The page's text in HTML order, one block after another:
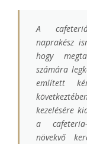
A
naprakész
hogy
számára
említett
kezelésére
a
növekvő